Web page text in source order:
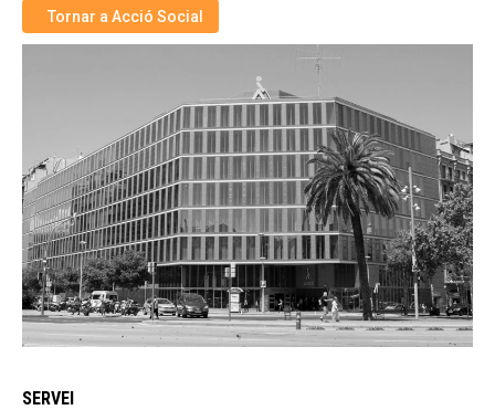
Tornar a Acció Social
SERVEI